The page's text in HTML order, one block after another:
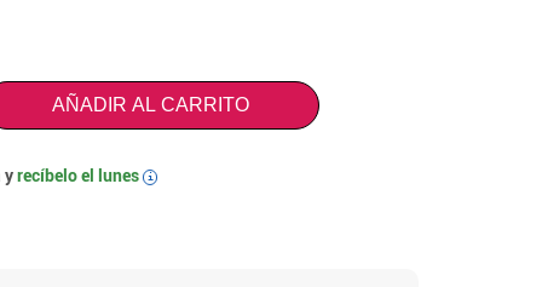
AÑADIR AL CARRITO
yrecíbelo el lunes i